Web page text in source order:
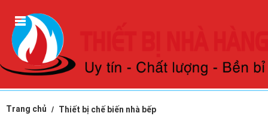
Trang chủ
Thiết bị chế biến nhà bếp